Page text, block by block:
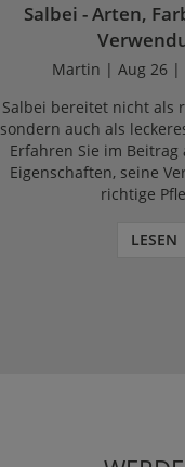
Salbei - Arten,
Martin | Aug 26 |
Salbei bereitet nicht als
sondern auch als
Erfahren Sie im
Eigenschaften, seine
richtige
LESEN